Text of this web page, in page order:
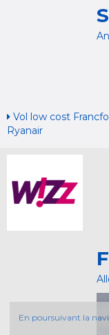
Vol low cost
Ryanair
En poursuivant la